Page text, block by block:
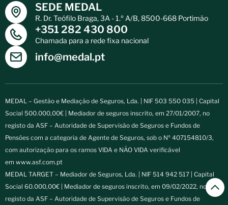
SEDE MEDAL
R. Dr. Teófilo Braga, 3A - 1.º A/B, 8500-668 Portimão
+351 282 430 800
Chamada para a rede fixa nacional
info@medal.pt
MEDAL – Gestão e Mediação de Seguros, Lda. | NIF 503 550 035 | Capital
Social 500.000,00€ | Mediador de seguros inscrito, em 27/01/2007, no
registo da ASF – Autoridade de Supervisão de Seguros e Fundos de
Pensões com a categoria de Agente de Seguros, sob o Nº 407154810/3,
com autorização para os ramos VIDA e NÃO VIDA verificável
em www.asf.com.pt
MEDAL TARGET – Mediador de Seguros, Lda. | NIF 514 942 517 | Capital
Social 60.000,00€ | Mediador de seguros inscrito, em 09/02/2022, no
registo da ASF – Autoridade de Supervisão de Seguros e Fundos de